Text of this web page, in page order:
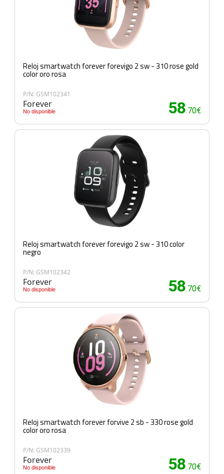
Reloj smartwatch forever forevigo 2 sw - 310 rose gold
color oro rosa
P/N: GSM102341
Forever
No disponible 58.70€
Reloj smartwatch forever forevigo 2 sw - 310 color
negro
P/N: GSM102342
Forever
No disponible 58.70€
Reloj smartwatch forever forvive 2 sb - 330 rose gold
color oro rosa
P/N: GSM102339
Forever
No disponible 58.70€